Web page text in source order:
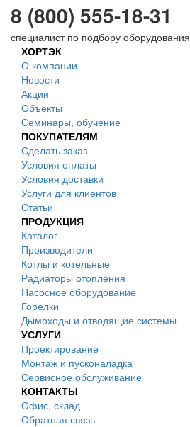
8 (800) 555-18-31
специалист по подбору оборудования
ХОРТЭК
О компании
Новости
Акции
Объекты
Семинары, обучение
ПОКУПАТЕЛЯМ
Сделать заказ
Условия оплаты
Условия доставки
Услуги для клиентов
Статьи
ПРОДУКЦИЯ
Каталог
Производители
Котлы и котельные
Радиаторы отопления
Насосное оборудование
Горелки
Дымоходы и отводящие системы
УСЛУГИ
Проектирование
Монтаж и пусконаладка
Сервисное обслуживание
КОНТАКТЫ
Офис, склад
Обратная связь